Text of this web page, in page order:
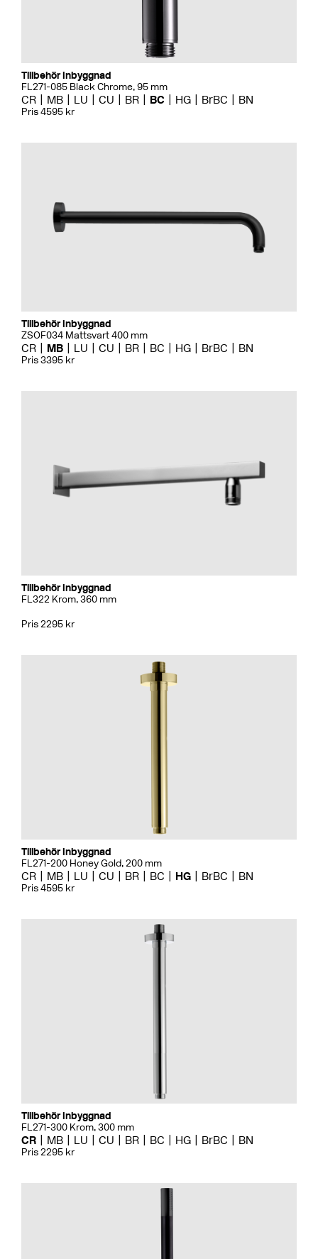
Tillbehör Inbyggnad
FL271-085 Black Chrome, 95 mm
CR MB LU CU BR BC HG BrBC BN
Pris 4595 kr
Tillbehör Inbyggnad
ZSOF034 Mattsvart 400 mm
CR MB LU CU BR BC HG BrBC BN
Pris 3395 kr
Tillbehör Inbyggnad
FL322 Krom, 360 mm
Pris 2295 kr
Tillbehör Inbyggnad
FL271-200 Honey Gold, 200 mm
CR MB LU CU BR BC HG BrBC BN
Pris 4595 kr
Tillbehör Inbyggnad
FL271-300 Krom, 300 mm
CR MB LU CU BR BC HG BrBC BN
Pris 2295 kr